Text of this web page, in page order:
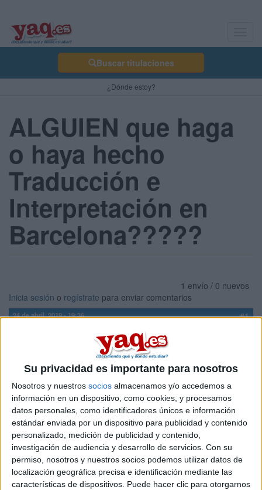
Su privacidad es importante para nosotros
Nosotros y nuestros socios almacenamos y/o accedemos a
información en un dispositivo, como cookies, y procesamos
datos personales, como identificadores únicos e información
estándar enviada por un dispositivo para publicidad y contenido
personalizado, medición de publicidad y contenido,
investigación de audiencia y desarrollo de servicios. Con su
permiso, nosotros y nuestros socios podemos utilizar datos de
localización geográfica precisa e identificación mediante las
características de dispositivos. Puede hacer clic para otorgarnos
Buscar titulaciones
¿Dónde estoy?
ALGUIEN que haga
o haya hecho
Traducción e
Interpretación en
Barcelona?????
1 envío / 0 nuevos
Inicia sesión o regístrate para enviar comentarios
24 de abril, 2019 - 19:36 #1
Desconectado
Estoy pensando en empezar la carrera de Traducción e
Interpretación en Barcelona el curso que viene (esta carrera
se oferta en la Uab y en la Upf), y se requiere pasar una
Prueba de aptitud personal para acceder el grado. Si alguien
ha cursado o está cursando esta titulación, le agradecería
que me explicara en que consiste la prueba, saber si es muy
difícil, si se requieren las 3 horas que dura para hacerla bien,
si hay mucha tasa de no aptos... en fin esas cosas jajajajaja y
también querría saber en qué universidad recomendaríais
cursar la carrera, si en la UAB o en la Pompeu Fabra.
Muchas gracias y un saludo!